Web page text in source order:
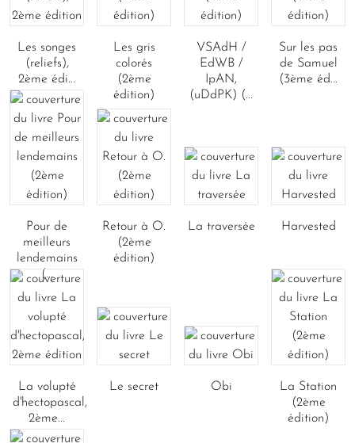
Les songes
(reliefs),
2ème édi...
Les gris
colorés
(2ème
édition)
VSAdH /
EdWB /
IpAN,
(uDdPK) (...
Sur les pas
de Samuel
(3ème éd...
Pour de
meilleurs
lendemains
(...
Retour à O.
(2ème
édition)
La traversée Harvested
La volupté
d'hectopascal,
2ème...
Le secret Obi
La Station
(2ème
édition)